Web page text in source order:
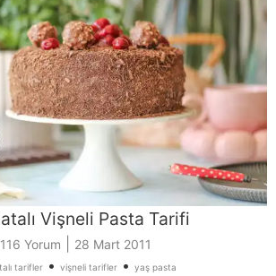
Vişneli Pasta Tarifi
116 Yorum 28 Mart 2011
tarifler• vişneli tarifler• yaş pasta